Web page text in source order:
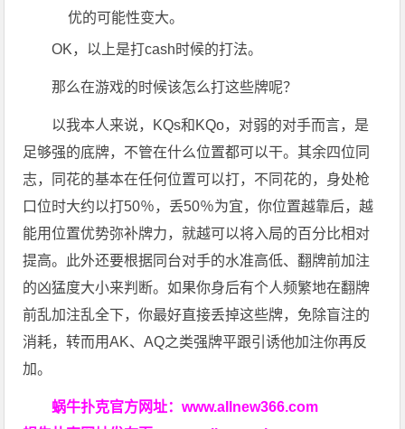
优的可能性变大。
OK，以上是打cash时候的打法。
那么在游戏的时候该怎么打这些牌呢？
以我本人来说，KQs和KQo，对弱的对手而言，是
足够强的底牌，不管在什么位置都可以干。其余四位同
志，同花的基本在任何位置可以打，不同花的，身处枪
口位时大约以打50％，丢50％为宜，你位置越靠后，越
能用位置优势弥补牌力，就越可以将入局的百分比相对
提高。此外还要根据同台对手的水准高低、翻牌前加注
的凶猛度大小来判断。如果你身后有个人频繁地在翻牌
前乱加注乱全下，你最好直接丢掉这些牌，免除盲注的
消耗，转而用AK、AQ之类强牌平跟引诱他加注你再反
加。
蜗牛扑克官方网址：www.allnew366.com